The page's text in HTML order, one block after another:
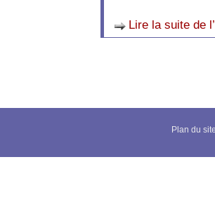
Lire la suite de
Plan du